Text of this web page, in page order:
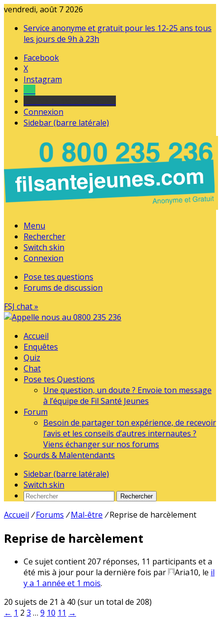
vendredi, août 7 2026
Service anonyme et gratuit pour les 12-25 ans tous
les jours de 9h à 23h
Facebook
X
Instagram
Connexion
Sidebar (barre latérale)
Menu
Rechercher
Switch skin
Connexion
Pose tes questions
Forums de discussion
FSJ chat »
Accueil
Enquêtes
Quiz
Chat
Pose tes Questions
Une question, un doute ? Envoie ton message
à l’équipe de Fil Santé Jeunes
Forum
Besoin de partager ton expérience, de recevoir
l’avis et les conseils d’autres internautes ?
Viens échanger sur nos forums
Sourds & Malentendants
Sidebar (barre latérale)
Switch skin
Rechercher
Accueil / Forums / Mal-être / Reprise de harcèlement
Reprise de harcèlement
Ce sujet contient 207 réponses, 11 participants et a
été mis à jour pour la dernière fois par
Aria10, le il
y a 1 année et 1 mois.
20 sujets de 21 à 40 (sur un total de 208)
← 1 2 3 … 9 10 11 →